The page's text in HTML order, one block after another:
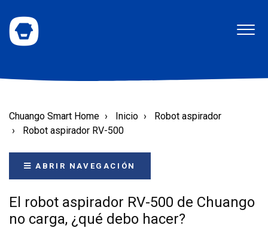
Chuango Smart Home Inicio
Robot aspirador
Robot aspirador RV-500
ABRIR NAVEGACIÓN
El robot aspirador RV-500 de Chuango
no carga, ¿qué debo hacer?